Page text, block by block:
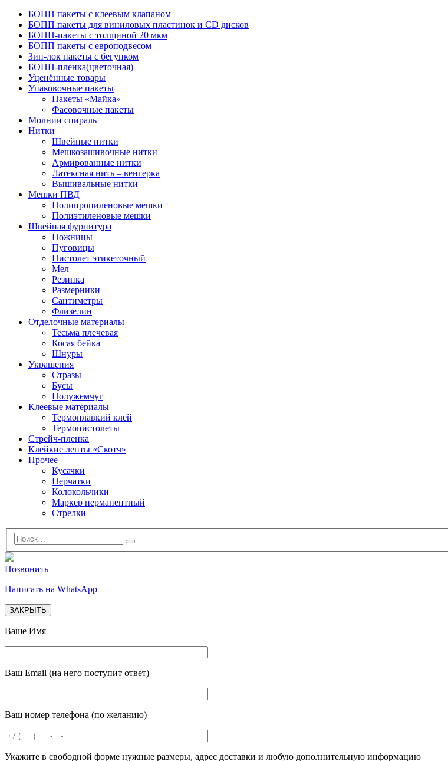
БОПП пакеты с клеевым клапаном
БОПП пакеты для виниловых пластинок и CD дисков
БОПП-пакеты с толщиной 20 мкм
БОПП пакеты с европодвесом
Зип-лок пакеты с бегунком
БОПП-пленка(цветочная)
Уценённые товары
Упаковочные пакеты
Пакеты «Майка»
Фасовочные пакеты
Молнии спираль
Нитки
Швейные нитки
Мешкозашивочные нитки
Армированные нитки
Латексная нить – венгерка
Вышивальные нитки
Мешки ПВД
Полипропиленовые мешки
Полиэтиленовые мешки
Швейная фурнитура
Ножницы
Пуговицы
Пистолет этикеточный
Мел
Резинка
Размерники
Сантиметры
Флизелин
Отделочные материалы
Тесьма плечевая
Косая бейка
Шнуры
Украшения
Стразы
Бусы
Полужемчуг
Клеевые материалы
Термоплавкий клей
Термопистолеты
Стрейч-пленка
Клейкие ленты «Скотч»
Прочее
Кусачки
Перчатки
Колокольчики
Маркер перманентный
Стрелки
Позвонить
Написать на WhatsApp
ЗАКРЫТЬ
Ваше Имя
Ваш Email (на него поступит ответ)
Ваш номер телефона (по желанию)
Укажите в свободной форме нужные размеры, адрес доставки и любую дополнительную информацию